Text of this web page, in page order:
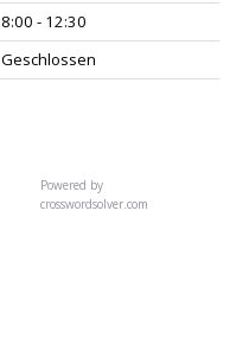
8:00 - 12:30
Geschlossen
Powered by
crosswordsolver.com